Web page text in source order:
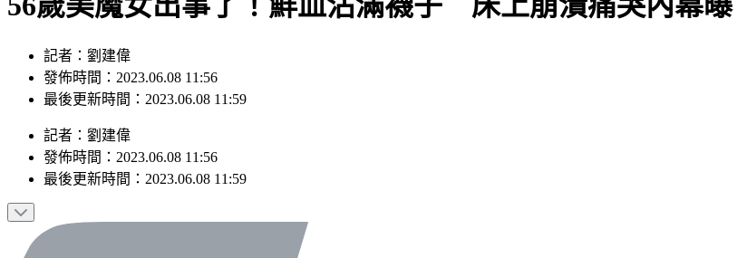
記者：劉建偉
發佈時間：2023.06.08 11:56
最後更新時間：2023.06.08 11:59
記者 ： 劉建偉
發佈時間： 2023.06.08 11:56
最後更新時間： 2023.06.08 11:59